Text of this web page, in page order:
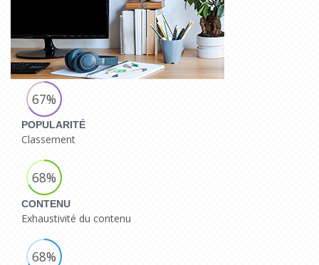
67%
POPULARITÉ
Classement
68%
CONTENU
Exhaustivité du contenu
68%